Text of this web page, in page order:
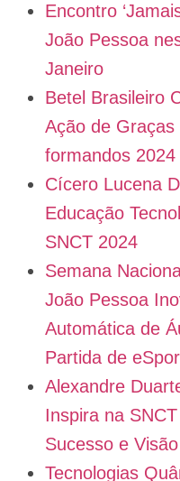
Encontro
João Pessoa
Janeiro
Betel Brasileiro
Ação de
formandos 2024
Cícero Lucena
Educação
SNCT 2024
Semana
João Pessoa
Automática de
Partida de
Alexandre
Inspira na
Sucesso e
Tecnologias